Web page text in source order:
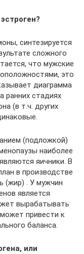
синтезируется
сложного
что мужские
это
диаграмма
ранних стадиях
(в т.ч. других
(подложкой)
наиболее
яичники. В
в производстве
(жир) . У мужчин
является
вырабатывать
привести к
баланса.
или